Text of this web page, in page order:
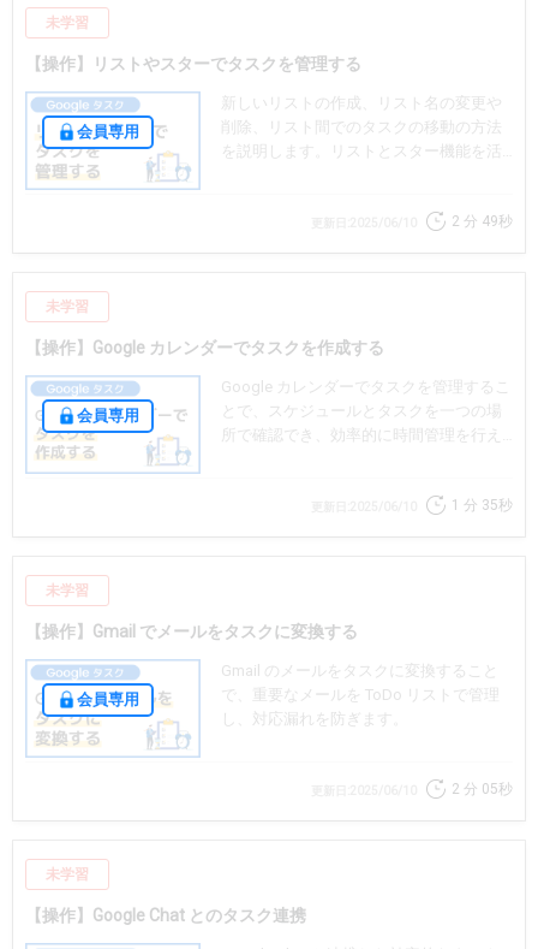
会員専用
未学習
【操作】リストやスターでタスクを管理する
新しいリストの作成、リスト名の変更や
削除、リスト間でのタスクの移動の方法
を説明します。リストとスター機能を活
2 分 49秒
会員専用
未学習
【操作】Google カレンダーでタスクを作成する
Google カレンダーでタスクを管理するこ
とで、スケジュールとタスクを一つの場
所で確認でき、効率的に時間管理を行え
1 分 35秒
会員専用
未学習
【操作】Gmail でメールをタスクに変換する
Gmail のメールをタスクに変換すること
で、重要なメールを ToDo リストで管理
し、対応漏れを防ぎます。
2 分 05秒
未学習
【操作】Google Chat とのタスク連携